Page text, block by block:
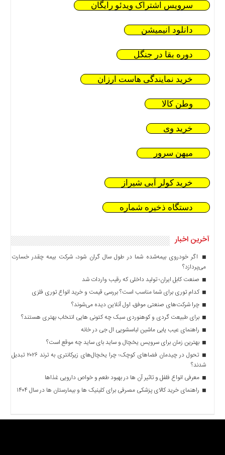
سرویس اشتراک ویدئو رایگان
دانلود انیمیشن
دوره بقا در جنگل
خرید نمایندگی هاست ارزان
وطن کالا
خرید وی
میهن سرور
خرید کولر آبی شیراز
دستگاه ذخیره شماره
آخرین اخبار
اگر خودروی بیمه‌شده شما در طول سال گران شود، شرکت بیمه چقدر خسارت
می‌پردازد؟
صنعت کابل ایران؛ تولید داخلی که رقیب واردات شد
کدام توری برای شما مناسب است؟ بررسی قیمت و خرید انواع توری فلزی
چرا شرکت‌های صنعتی موفق، اول آنلاین دیده می‌شوند؟
برای طبیعت گردی و کوهنوردی سبک چه کتونی هایی انتخاب بهتری هستند؟
راهنمای عیب یابی ماشین لباسشویی ال جی در خانه
بهترین زمان برای سرویس یخچال و ساید بای ساید چه موقع است؟
تحول در چیدمان فضاهای کوچک؛ چرا یخچال‌های زیرکانتری به ترند ۲۰۲۶ تبدیل
شدند؟
معرفی انواع فلفل و تاثیر آن ‌ها در بهبود طعم و خواص دارویی غذاها
راهنمای خرید کالای پزشکی مصرفی برای کلینیک ها و بیمارستان ها در سال ۱۴۰۴